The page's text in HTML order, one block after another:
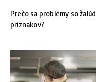
Prečo sa problémy so
príznakov?